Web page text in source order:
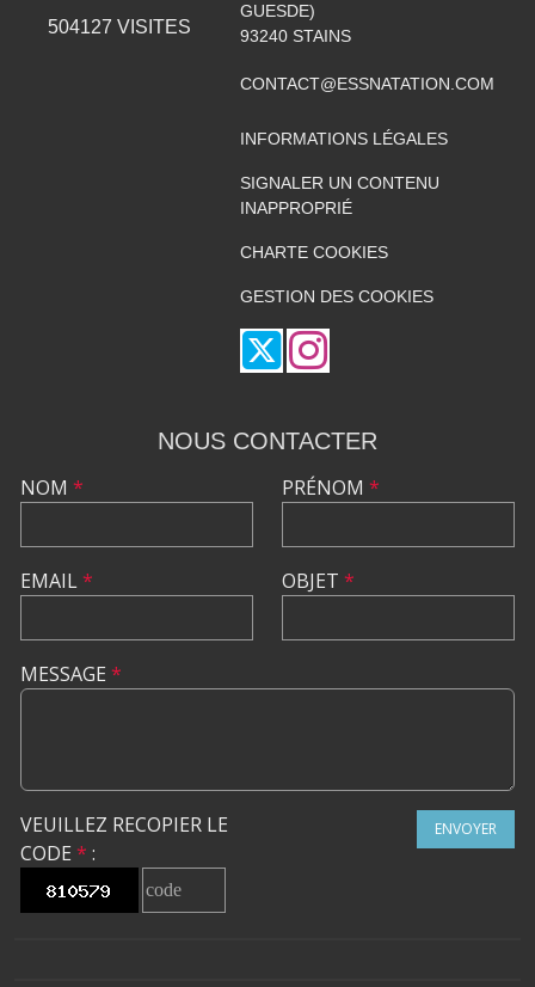
504127 VISITES
GUESDE)
93240 STAINS
CONTACT@ESSNATATION.COM
INFORMATIONS LÉGALES
SIGNALER UN CONTENU
INAPPROPRIÉ
CHARTE COOKIES
GESTION DES COOKIES
NOUS CONTACTER
NOM *
EMAIL*
PRÉNOM *
OBJET *
MESSAGE *
VEUILLEZ RECOPIER LE
CODE * :
ENVOYER